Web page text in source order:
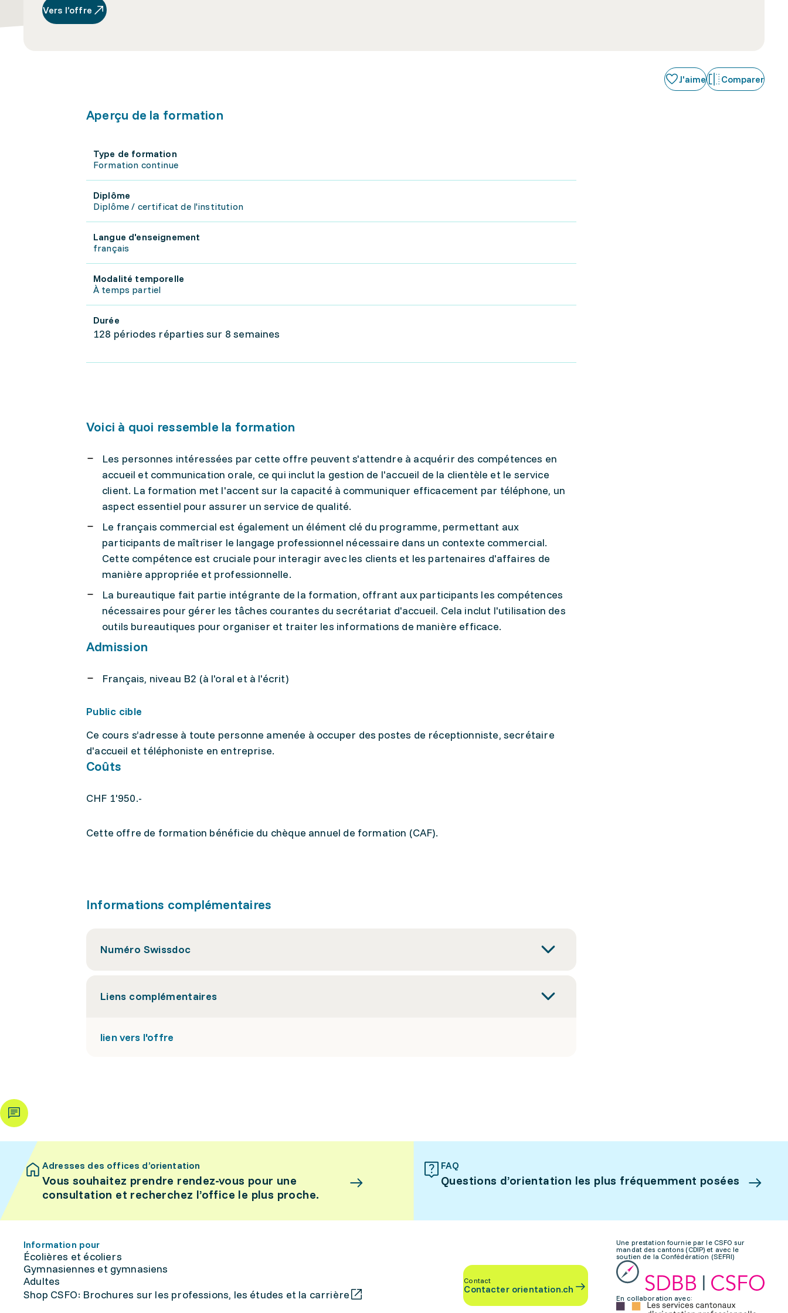
Vers l’offre
J'aime Comparer
Aperçu de la formation
Type de formation
Formation continue
Diplôme
Diplôme / certificat de l'institution
Langue d'enseignement
français
Modalité temporelle
À temps partiel
Durée
128 périodes réparties sur 8 semaines
Voici à quoi ressemble la formation
Les personnes intéressées par cette offre peuvent s'attendre à acquérir des compétences en
accueil et communication orale, ce qui inclut la gestion de l'accueil de la clientèle et le service
client. La formation met l'accent sur la capacité à communiquer efficacement par téléphone, un
aspect essentiel pour assurer un service de qualité.
Le français commercial est également un élément clé du programme, permettant aux
participants de maîtriser le langage professionnel nécessaire dans un contexte commercial.
Cette compétence est cruciale pour interagir avec les clients et les partenaires d'affaires de
manière appropriée et professionnelle.
La bureautique fait partie intégrante de la formation, offrant aux participants les compétences
nécessaires pour gérer les tâches courantes du secrétariat d'accueil. Cela inclut l'utilisation des
outils bureautiques pour organiser et traiter les informations de manière efficace.
Admission
Français, niveau B2 (à l'oral et à l'écrit)
Public cible
Ce cours s’adresse à toute personne amenée à occuper des postes de réceptionniste, secrétaire
d'accueil et téléphoniste en entreprise.
Coûts
CHF 1'950.-
Cette offre de formation bénéficie du chèque annuel de formation (CAF).
Informations complémentaires
Numéro Swissdoc
Liens complémentaires
lien vers l'offre
Adresses des offices d’orientation
Vous souhaitez prendre rendez-vous pour une
consultation et recherchez l’office le plus proche.
FAQ
Questions d’orientation les plus fréquemment posées
Information pour
Écolières et écoliers
Gymnasiennes et gymnasiens
Adultes
Shop CSFO: Brochures sur les professions, les études et la carrière
Contact
Contacter orientation.ch
Une prestation fournie par le CSFO sur
mandat des cantons (CDIP) et avec le
soutien de la Confédération (SEFRI)
En collaboration avec: